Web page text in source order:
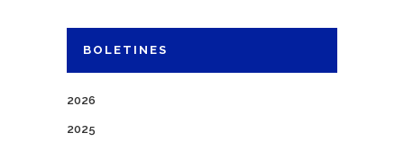
BOLETINES
2026
2025